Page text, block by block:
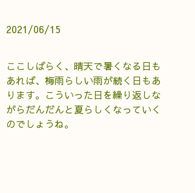
2021/06/15
ここしばらく、晴天で暑くなる日も
あれば、梅雨らしい雨が続く日もあ
ります。こういった日を繰り返しな
がらだんだんと夏らしくなっていく
のでしょうね。